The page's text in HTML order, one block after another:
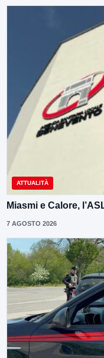
ATTUALITÀ
Miasmi e Calore,
7 AGOSTO 2026